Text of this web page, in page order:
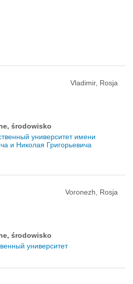
Vladimir, Rosja
środowisko
университет имени
и Николая Григорьевича
Voronezh, Rosja
środowisko
университет